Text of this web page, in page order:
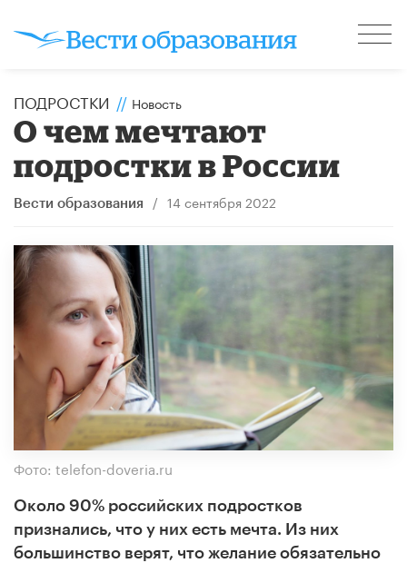
ПОДРОСТКИ // Новость
О чем мечтают
подростки в России
Вести образования / 14 сентября 2022
Фото: telefon-doveria.ru
Около 90% российских подростков
признались, что у них есть мечта. Из них
большинство верят, что желание обязательно